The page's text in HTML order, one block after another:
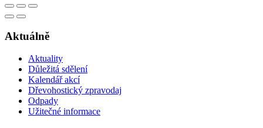
Aktuálně
Aktuality
Důležitá sdělení
Kalendář akcí
Dřevohostický zpravodaj
Odpady
Užitečné informace